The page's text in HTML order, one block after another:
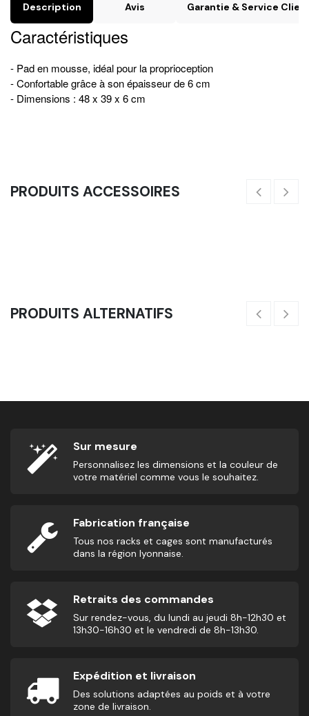
Description Avis Garantie & Service
Caractéristiques
- Pad en mousse, idéal pour la proprioception
- Confortable grâce à son épaisseur de 6 cm
- Dimensions : 48 x 39 x 6 cm
PRODUITS ACCESSOIRES
PRODUITS ALTERNATIFS
Sur mesure
Personnalisez les dimensions et la couleur de
votre matériel comme vous le souhaitez.
Fabrication française
Tous nos racks et cages sont manufacturés
dans la région lyonnaise.
Retraits des commandes
Sur rendez-vous, du lundi au jeudi 8h-12h30 et
13h30-16h30 et le vendredi de 8h-13h30.
Expédition et livraison
Des solutions adaptées au poids et à votre
zone de livraison.